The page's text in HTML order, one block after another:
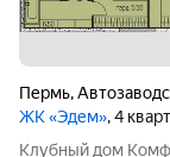
Пермь,
ЖК «Эдем», 4
Клубный дом